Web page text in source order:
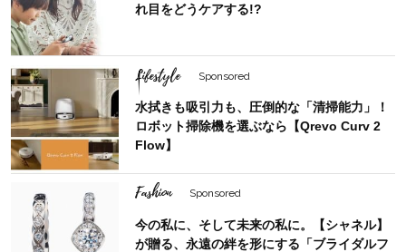
れ目をどうケアする!?
Lifestyle Sponsored
水拭きも吸引力も、圧倒的な「清掃能力」！
ロボット掃除機を選ぶなら【Qrevo Curv 2
Flow】
Fashion Sponsored
今の私に、そして未来の私に。【シャネル】
が贈る、永遠の絆を形にする「ブライダルフ